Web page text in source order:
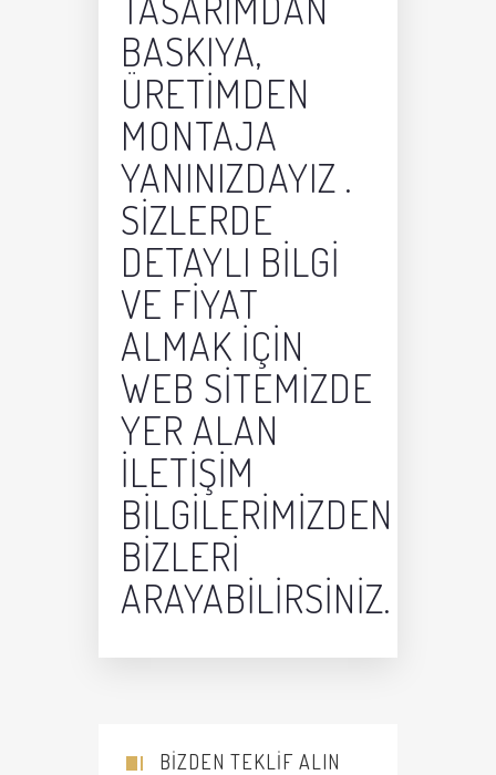
BASKIYA,
ÜRETIMDEN
MONTAJA
YANINIZDAYIZ .
SIZLERDE
DETAYLI BILGI
VE FIYAT
ALMAK IÇIN
WEB SITEMIZDE
YER ALAN
ILETIŞIM
BILGILERIMIZDEN
BIZLERI
ARAYABILIRSINIZ.
BIZDEN TEKLIF ALIN